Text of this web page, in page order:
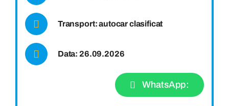
Transport: autocar clasificat
Data: 26.09.2026
WhatsApp: